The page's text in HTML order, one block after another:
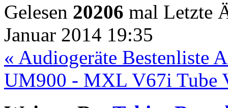
Gelesen 20206 mal Letzte
Januar 2014 19:35
« Audiogeräte Bestenliste
UM900 - MXL V67i Tube